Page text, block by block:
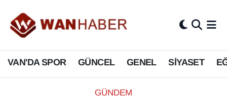
VAN'DA SPOR GÜNCEL GENEL SİYASET
GÜNDEM
3.SAYFA
ASAYİŞ
BİLİM VE TEKNOLOJİ
Van Nöbetçi Eczaneler
Van Hava Durumu
Van Namaz Vakitleri